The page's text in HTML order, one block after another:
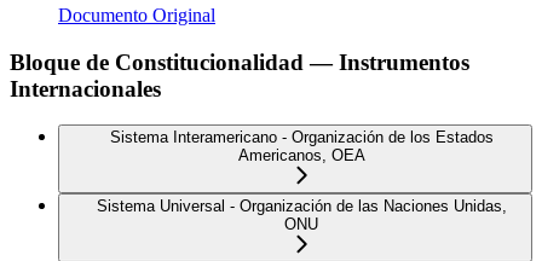
Documento Original
Bloque de Constitucionalidad — Instrumentos
Internacionales
Sistema Interamericano - Organización de los Estados
Americanos, OEA
Sistema Universal - Organización de las Naciones Unidas,
ONU